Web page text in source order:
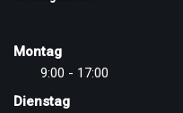
Montag
9:00 - 17:00
Dienstag